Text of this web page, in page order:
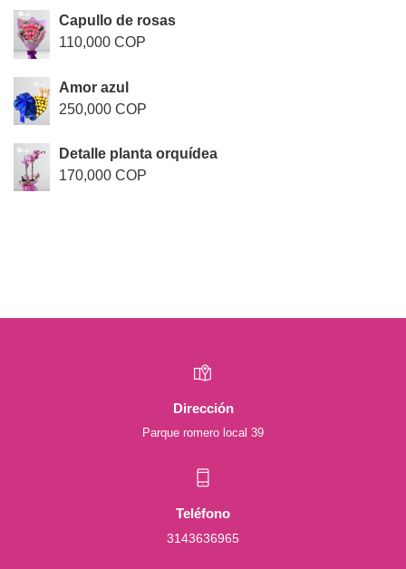
Capullo de rosas
110,000 COP
Amor azul
250,000 COP
Detalle planta orquídea
170,000 COP
Dirección
Parque romero local 39
Teléfono
3143636965